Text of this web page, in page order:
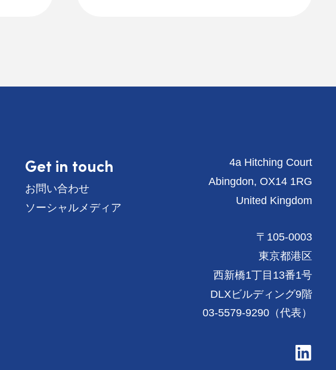
Get in touch
お問い合わせ
ソーシャルメディア
4a Hitching Court
Abingdon, OX14 1RG
United Kingdom
〒105-0003
東京都港区
西新橋1丁目13番1号
DLXビルディング9階
03-5579-9290（代表）
V